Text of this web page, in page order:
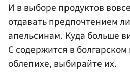
И в выборе продуктов
отдавать предпочтением
апельсинам. Куда больше
С содержится в
облепихе, выбирайте их.